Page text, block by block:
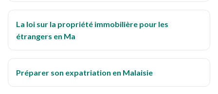
La loi sur la propriété immobilière pour les
étrangers en Ma
Préparer son expatriation en Malaisie